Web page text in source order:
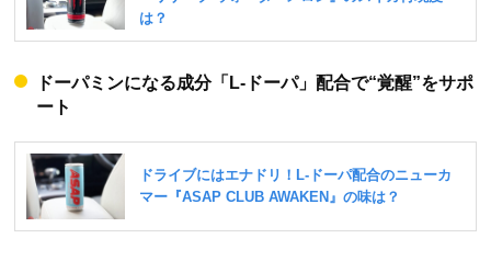
ドーパミンになる成分「L-ドーパ」配合で“覚醒”をサポ
ート